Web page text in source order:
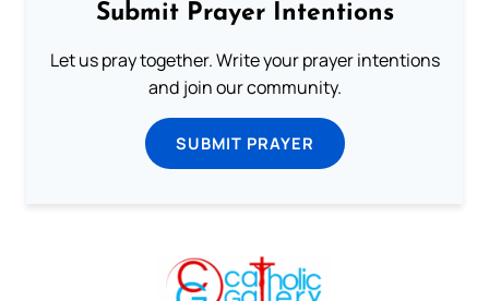
Submit Prayer Intentions
Let us pray together. Write your prayer intentions
and join our community.
SUBMIT PRAYER